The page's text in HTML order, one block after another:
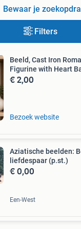
Bewaar je
Filters
Beeld, Cast Iron
Figurine with Heart
€ 2,00
Bezoek website
Aziatische beelden:
liefdespaar (p.st.)
€ 0,00
Een-West